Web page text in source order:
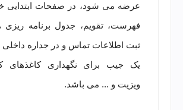
عرضه می شود، در صفحات ابتدایی
فهرست، تقویم، جدول برنامه ریزی
ثبت اطلاعات تماس و در جداره
یک جیب برای نگهداری کاغذهای
ویزیت و ... می باشد.